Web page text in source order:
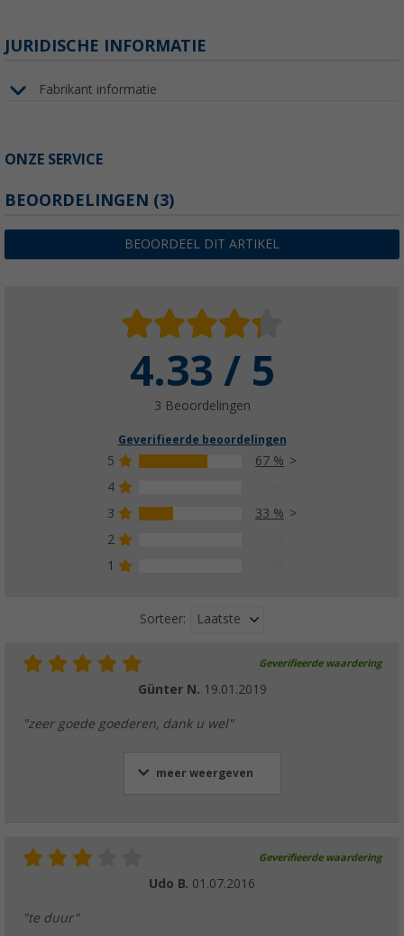
JURIDISCHE INFORMATIE
Fabrikant informatie
ONZE SERVICE
BEOORDELINGEN (3)
BEOORDEEL DIT ARTIKEL
4.33 / 5
3 Beoordelingen
Geverifieerde beoordelingen
5
67 %
4
3
33 %
2
1
Sorteer: Laatste
Geverifieerde waardering
Günter N. 19.01.2019
"zeer goede goederen, dank u wel"
meer weergeven
Geverifieerde waardering
Udo B. 01.07.2016
"te duur"